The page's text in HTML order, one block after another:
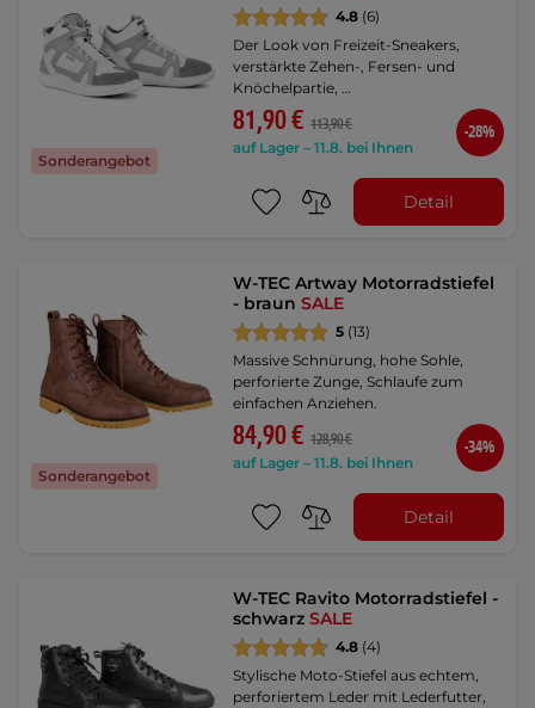
Sonderangebot
4.8 (6)
Der Look von Freizeit-Sneakers,
verstärkte Zehen-, Fersen- und
Knöchelpartie, …
81,90 € 113,90 €
auf Lager – 11.8. bei Ihnen
-28%
Detail
Sonderangebot
W-TEC Artway Motorradstiefel
- braunSALE
5 (13)
Massive Schnürung, hohe Sohle,
perforierte Zunge, Schlaufe zum
einfachen Anziehen.
84,90 € 128,90 €
auf Lager – 11.8. bei Ihnen
-34%
Detail
W-TEC Ravito Motorradstiefel -
schwarzSALE
4.8 (4)
Stylische Moto-Stiefel aus echtem,
perforiertem Leder mit Lederfutter,